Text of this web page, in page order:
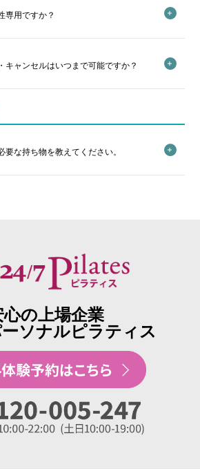
専用ですか？
キャンセルはいつまで可能ですか？
要な持ち物を教えてください。
心の上場企業
ソナルピラティス